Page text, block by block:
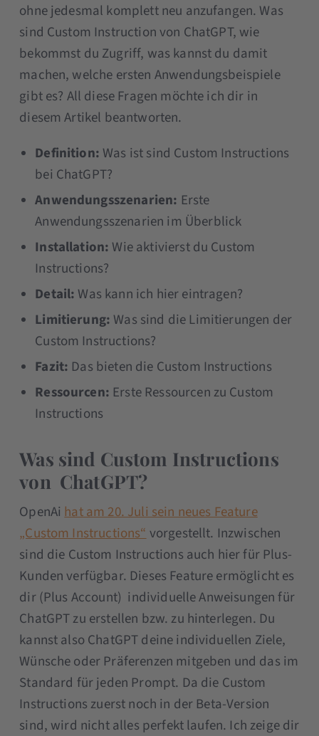
ohne jedesmal komplett neu anzufangen. Was
sind Custom Instruction von ChatGPT, wie
bekommst du Zugriff, was kannst du damit
machen, welche ersten Anwendungsbeispiele
gibt es? All diese Fragen möchte ich dir in
diesem Artikel beantworten.
Definition:Was ist sind Custom Instructions
bei ChatGPT?
Anwendungsszenarien: Erste
Anwendungsszenarien im Überblick
Installation:Wie aktivierst du Custom
Instructions?
Detail:Was kann ich hier eintragen?
Limitierung:Was sind die Limitierungen der
Custom Instructions?
Fazit: Das bieten die Custom Instructions
Ressourcen: Erste Ressourcen zu Custom
Instructions
Was sind Custom Instructions
von ChatGPT?
OpenAihat am 20. Juli sein neues Feature
„Custom Instructions“vorgestellt. Inzwischen
sind die Custom Instructions auch hier für Plus-
Kunden verfügbar. Dieses Feature ermöglicht es
dir (Plus Account) individuelle Anweisungen für
ChatGPT zu erstellen bzw. zu hinterlegen. Du
kannst also ChatGPT deine individuellen Ziele,
Wünsche oder Präferenzen mitgeben und das im
Standard für jeden Prompt. Da die Custom
Instructions zuerst noch in der Beta-Version
sind, wird nicht alles perfekt laufen. Ich zeige dir